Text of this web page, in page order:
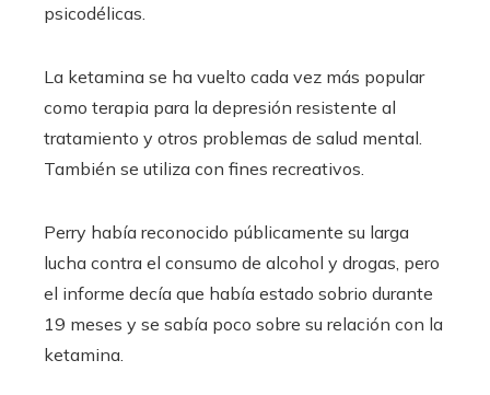
psicodélicas.
La ketamina se ha vuelto cada vez más popular
como terapia para la depresión resistente al
tratamiento y otros problemas de salud mental.
También se utiliza con fines recreativos.
Perry había reconocido públicamente su larga
lucha contra el consumo de alcohol y drogas, pero
el informe decía que había estado sobrio durante
19 meses y se sabía poco sobre su relación con la
ketamina.